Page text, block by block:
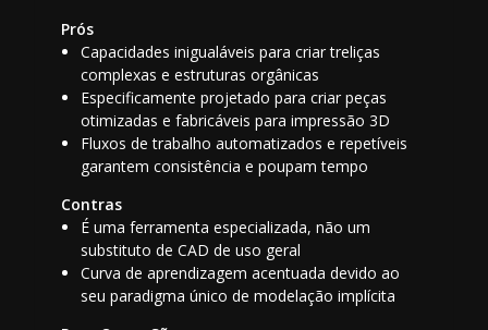
Prós
Capacidades inigualáveis para criar treliças
complexas e estruturas orgânicas
Especificamente projetado para criar peças
otimizadas e fabricáveis para impressão 3D
Fluxos de trabalho automatizados e repetíveis
garantem consistência e poupam tempo
Contras
É uma ferramenta especializada, não um
substituto de CAD de uso geral
Curva de aprendizagem acentuada devido ao
seu paradigma único de modelação implícita